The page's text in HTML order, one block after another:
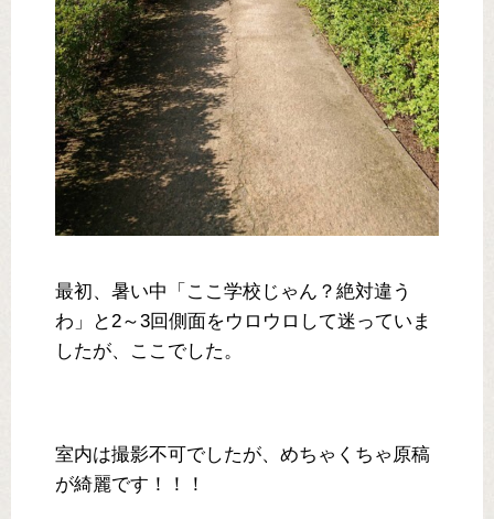
最初、暑い中「ここ学校じゃん？絶対違う
わ」と2～3回側面をウロウロして迷っていま
したが、ここでした。
室内は撮影不可でしたが、めちゃくちゃ原稿
が綺麗です！！！